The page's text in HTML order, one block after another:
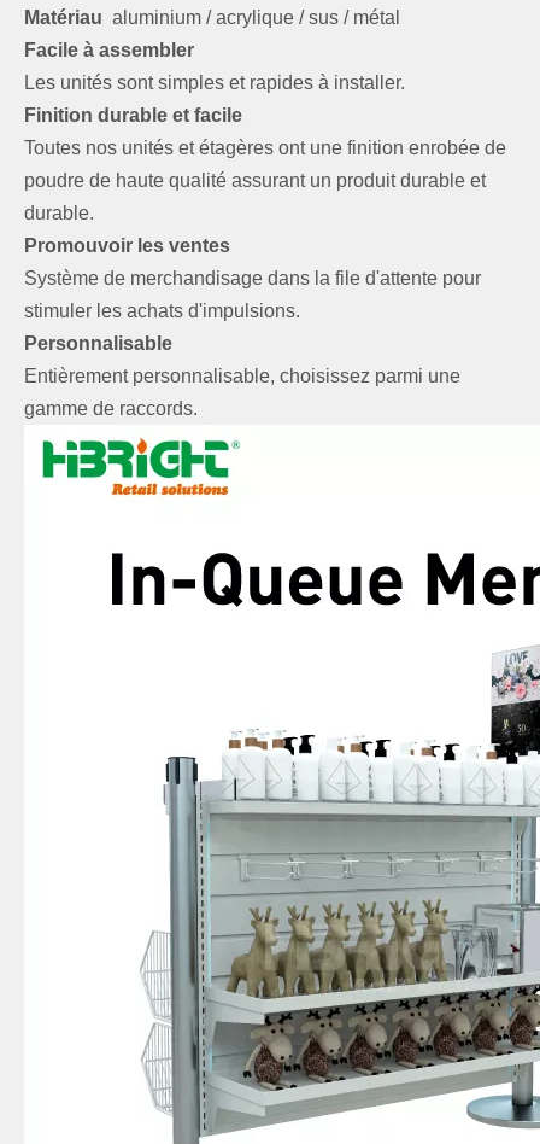
Matériau aluminium / acrylique / sus / métal
Facile à assembler
Les unités sont simples et rapides à installer.
Finition durable et facile
Toutes nos unités et étagères ont une finition enrobée de
poudre de haute qualité assurant un produit durable et
durable.
Promouvoir les ventes
Système de merchandisage dans la file d'attente pour
stimuler les achats d'impulsions.
Personnalisable
Entièrement personnalisable, choisissez parmi une
gamme de raccords.